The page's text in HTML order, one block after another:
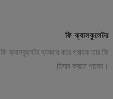
ফি ক্যালকুলেটর
ফি ক্যালকুলেটর ব্যবহার করে গ্রাহক তার ফি
হিসাব করতে পারেন।